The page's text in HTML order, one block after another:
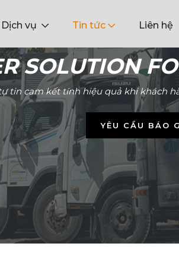
Dịch vụ Tin tức Liên hệ
LIFE
các dịch vụ của TAGLog.